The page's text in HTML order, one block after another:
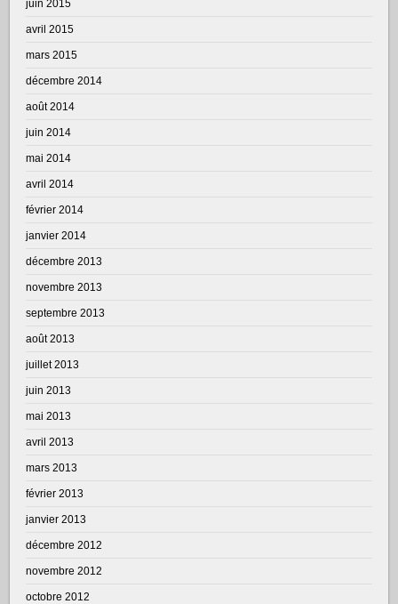
juin 2015
avril 2015
mars 2015
décembre 2014
août 2014
juin 2014
mai 2014
avril 2014
février 2014
janvier 2014
décembre 2013
novembre 2013
septembre 2013
août 2013
juillet 2013
juin 2013
mai 2013
avril 2013
mars 2013
février 2013
janvier 2013
décembre 2012
novembre 2012
octobre 2012